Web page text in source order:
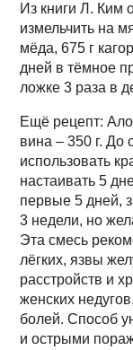
Из книги Л. Ким
измельчить на
мёда, 675 г
дней в тёмное
ложке 3 раза в
Ещё рецепт:
вина – 350 г. До
использовать
настаивать 5
первые 5 дней,
3 недели, но
Эта смесь
лёгких, язвы
расстройств и
женских
болей. Способ
и острыми